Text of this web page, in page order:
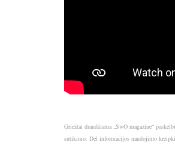
Griežtai draudžiama „SwO magazine“
sutikimo. Dėl informacijos naudojimo